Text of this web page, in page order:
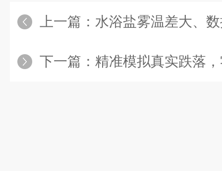
上一篇： 水浴盐雾温差大、数据不准？
下一篇： 精准模拟真实跌落，零